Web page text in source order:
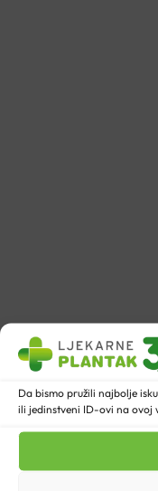
Da bismo pružili najbolje
ili jedinstveni ID-ovi na ovoj